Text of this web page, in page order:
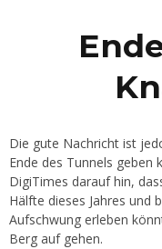
Die gute Nachricht ist
Ende des Tunnels geben
DigiTimes darauf hin,
Hälfte dieses Jahres und
Aufschwung erleben
Berg auf gehen.